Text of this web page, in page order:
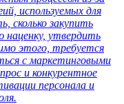
используемых для
сколько закупить
наценку, утвердить
этого, требуется
с маркетинговыми
и конкурентное
персонала и